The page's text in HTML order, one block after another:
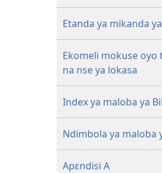
Etanda ya mikanda
Ekomeli mokuse oyo
na nse ya lokasa
Index ya maloba ya
Ndimbola ya maloba
Apɛndisi A